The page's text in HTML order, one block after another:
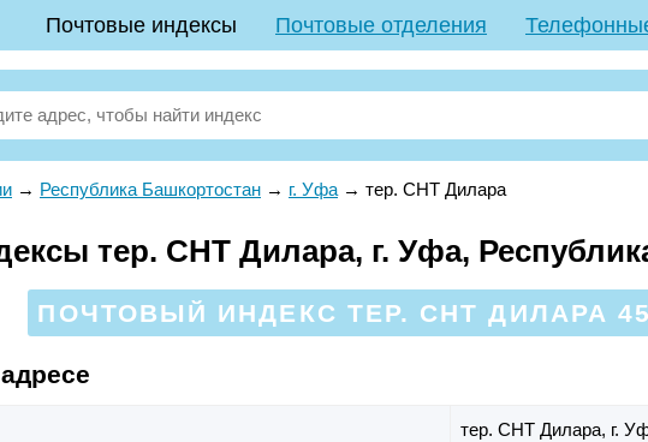
Почтовые индексы Почтовые отделения
→ Республика Башкортостан → г. Уфа → тер. СНТ Дилара
тер. СНТ Дилара, г. Уфа,
ПОЧТОВЫЙ ИНДЕКС ТЕР. СНТ ДИЛАРА
тер. СНТ Дилара, г.